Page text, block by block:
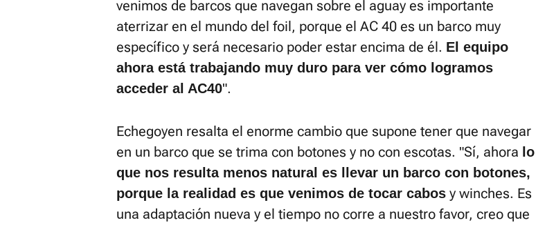
venimos de barcos que navegan sobre el aguay es importante
aterrizar en el mundo del foil, porque el AC 40 es un barco muy
específico y será necesario poder estar encima de él. El equipo
ahora está trabajando muy duro para ver cómo logramos
acceder al AC40".
Echegoyen resalta el enorme cambio que supone tener que navegar
en un barco que se trima con botones y no con escotas. "Sí, ahora lo
que nos resulta menos natural es llevar un barco con botones,
porque la realidad es que venimos de tocar cabos y winches. Es
una adaptación nueva y el tiempo no corre a nuestro favor, creo que